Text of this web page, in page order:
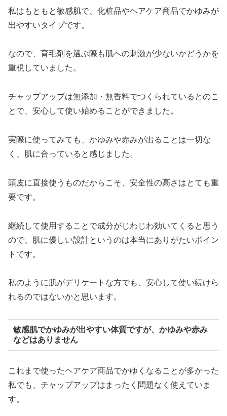
私はもともと敏感肌で、化粧品やヘアケア商品でかゆみが
出やすいタイプです。
なので、育毛剤を選ぶ際も肌への刺激が少ないかどうかを
重視していました。
チャップアップは無添加・無香料でつくられているとのこ
とで、安心して使い始めることができました。
実際に使ってみても、かゆみや赤みが出ることは一切な
く、肌に合っていると感じました。
頭皮に直接使うものだからこそ、安全性の高さはとても重
要です。
継続して使用することで成分がじわじわ効いてくると思う
ので、肌に優しい設計というのは本当にありがたいポイン
トです。
私のように肌がデリケートな方でも、安心して使い続けら
れるのではないかと思います。
敏感肌でかゆみが出やすい体質ですが、かゆみや赤み
などはありません
これまで使ったヘアケア商品でかゆくなることが多かった
私でも、チャップアップはまったく問題なく使えていま
す。